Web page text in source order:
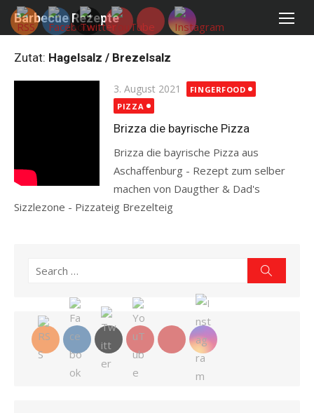
Skip
Barbecue Rezepte
Zutat: Hagelsalz / Brezelsalz
Posted
on
3. August 2021
FINGERFOOD
PIZZA
Brizza die bayrische Pizza
Brizza die bayrische Pizza aus
Aschaffenburg - Rezept zum selber
machen von Daugther & Dad's
Sizzlezone - Pizzateig Brezelteig
Search